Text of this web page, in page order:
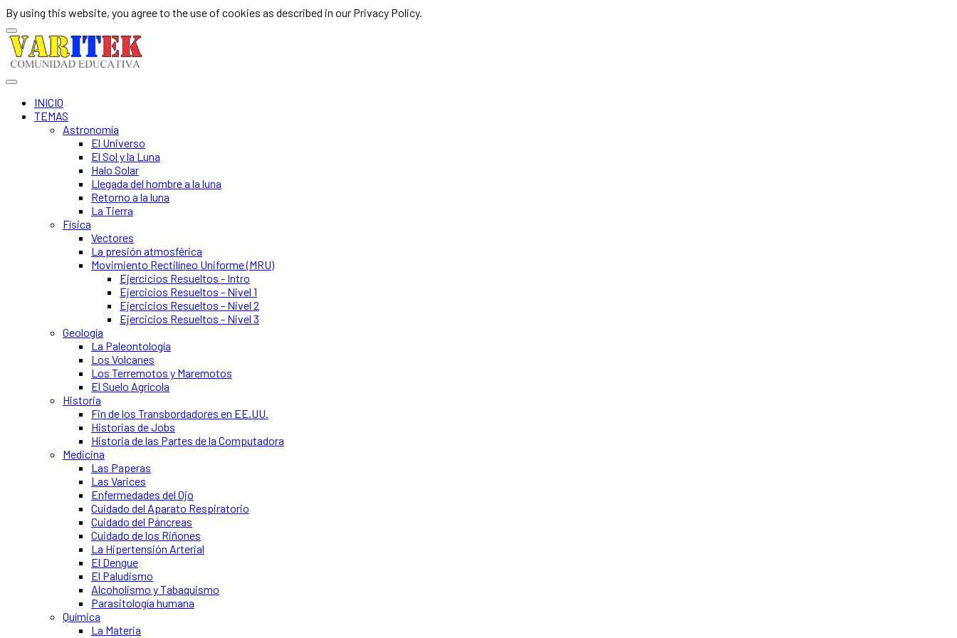
By using this website, you agree to the use of cookies as described in our Privacy Policy.
INICIO
TEMAS
Astronomía
El Universo
El Sol y la Luna
Halo Solar
Llegada del hombre a la luna
Retorno a la luna
La Tierra
Física
Vectores
La presión atmosférica
Movimiento Rectilíneo Uniforme (MRU)
Ejercicios Resueltos - Intro
Ejercicios Resueltos - Nivel 1
Ejercicios Resueltos - Nivel 2
Ejercicios Resueltos - Nivel 3
Geología
La Paleontología
Los Volcanes
Los Terremotos y Maremotos
El Suelo Agrícola
Historia
Fin de los Transbordadores en EE.UU.
Historias de Jobs
Historia de las Partes de la Computadora
Medicina
Las Paperas
Las Varices
Enfermedades del Ojo
Cuidado del Aparato Respiratorio
Cuidado del Páncreas
Cuidado de los Riñones
La Hipertensión Arterial
El Dengue
El Paludismo
Alcoholismo y Tabaquismo
Parasitología humana
Química
La Materia